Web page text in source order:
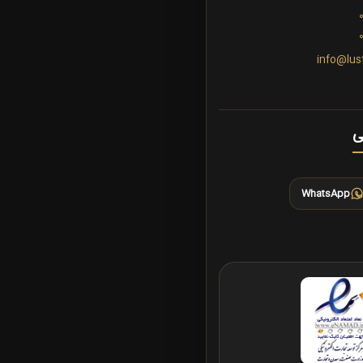
WhatsApp